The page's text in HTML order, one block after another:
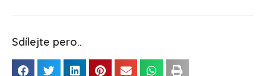
Sdílejte pero..